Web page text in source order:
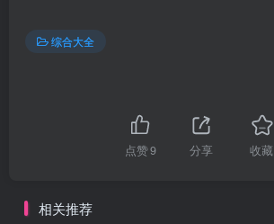
综合大全
点赞9 分享 收藏
相关推荐